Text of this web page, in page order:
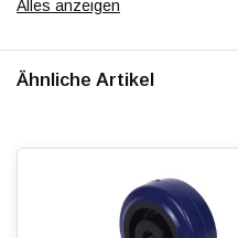
Radlagerung:
Alles anzeigen
Ähnliche Artikel